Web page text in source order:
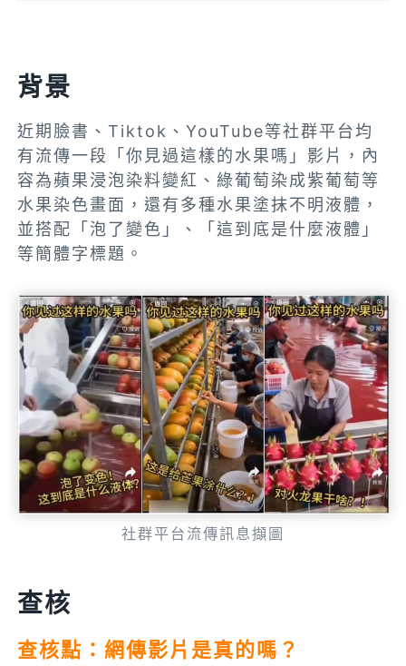
背景
近期臉書、Tiktok、YouTube等社群平台均
有流傳一段「你見過這樣的水果嗎」影片，內
容為蘋果浸泡染料變紅、綠葡萄染成紫葡萄等
水果染色畫面，還有多種水果塗抹不明液體，
並搭配「泡了變色」、「這到底是什麼液體」
等簡體字標題。
社群平台流傳訊息擷圖
查核
查核點：網傳影片是真的嗎？